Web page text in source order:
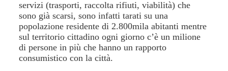
servizi (trasporti, raccolta rifiuti, viabilità) che
sono già scarsi, sono infatti tarati su una
popolazione residente di 2.800mila abitanti mentre
sul territorio cittadino ogni giorno c’è un milione
di persone in più che hanno un rapporto
consumistico con la città.